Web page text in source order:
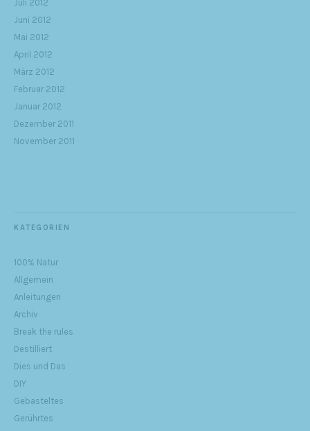
Juli 2012
Juni 2012
Mai 2012
April 2012
März 2012
Februar 2012
Januar 2012
Dezember 2011
November 2011
KATEGORIEN
100% Natur
Allgemein
Anleitungen
Archiv
Break the rules
Destilliert
Dies und Das
DIY
Gebasteltes
Gerührtes